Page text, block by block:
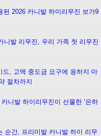
2026 카니발 하이리무진 보가9
니발 리무진, 우리 가족 첫 리무진
드, 고액 중도금 요구에 응하지 마
절차까지
니발 하이리무진이 선물한 ‘은하
순간, 프리미발 카니발 하이 리무